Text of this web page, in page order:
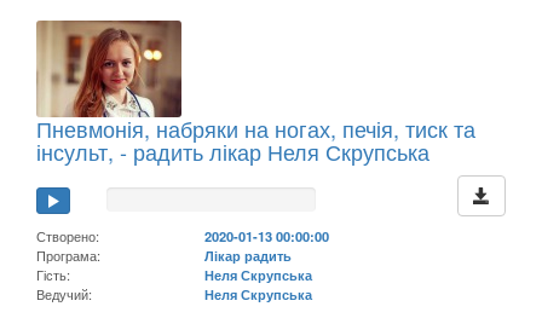
Пневмонія, набряки на ногах, печія, тиск та
інсульт, - радить лікар Неля Скрупська
Створено:
2020-01-13 00:00:00
Програма:
Лікар радить
Гість:
Неля Скрупська
Ведучий:
Неля Скрупська